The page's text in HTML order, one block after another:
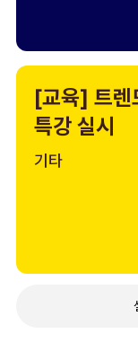
[교육] 트렌
특강 실시
기타